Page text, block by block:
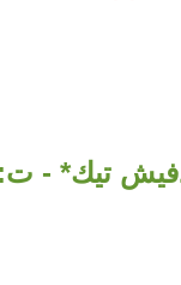
تيك* - ت: